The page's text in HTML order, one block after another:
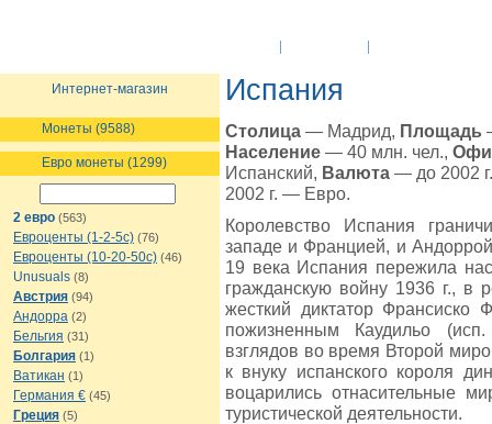
Интернет-магазин
Монеты (9588)
Евро монеты (1299)
2 евро (563)
Евроценты (1-2-5с) (76)
Евроценты (10-20-50с) (46)
Unusuals (8)
Австрия (94)
Андорра (2)
Бельгия (31)
Болгария (1)
Ватикан (1)
Германия € (45)
Греция (5)
Испания
Столица — Мадрид, Площадь
Население — 40 млн. чел.,
Испанский, Валюта — до 2002
2002 г. — Евро.
Королевство Испания
западе и Францией, и
19 века Испания пережила
гражданскую войну 1936 г., в
жесткий диктатор
пожизненным Каудильо
взглядов во время Второй
к внуку испанского короля
воцарились отнасительные
туристической деятельности.